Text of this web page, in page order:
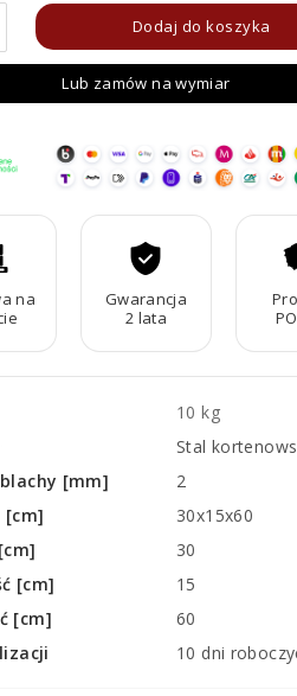
Dodaj do koszyka
Lub zamów na wymiar
na
Gwarancja
2 lata
10 kg
Stal
[mm]
2
[cm]
30x15x60
30
[cm]
15
[cm]
60
10 dni